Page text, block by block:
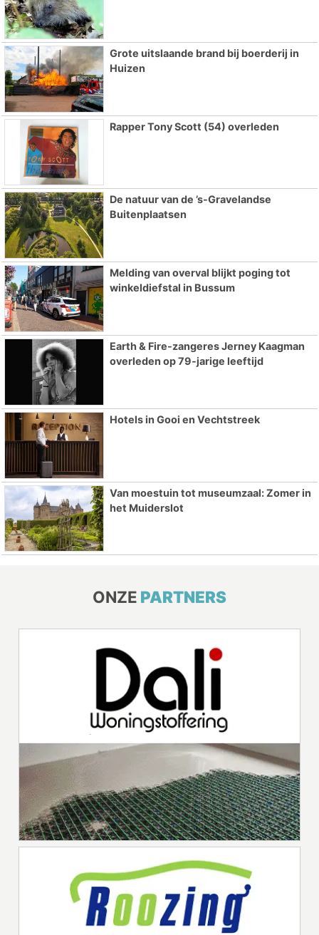
Grote uitslaande brand bij boerderij in
Huizen
Rapper Tony Scott (54) overleden
De natuur van de ’s-Gravelandse
Buitenplaatsen
Melding van overval blijkt poging tot
winkeldiefstal in Bussum
Earth & Fire-zangeres Jerney Kaagman
overleden op 79-jarige leeftijd
Hotels in Gooi en Vechtstreek
Van moestuin tot museumzaal: Zomer in
het Muiderslot
ONZE PARTNERS